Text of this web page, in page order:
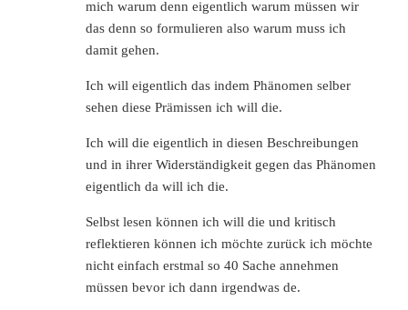
mich warum denn eigentlich warum müssen wir
das denn so formulieren also warum muss ich
damit gehen.
Ich will eigentlich das indem Phänomen selber
sehen diese Prämissen ich will die.
Ich will die eigentlich in diesen Beschreibungen
und in ihrer Widerständigkeit gegen das Phänomen
eigentlich da will ich die.
Selbst lesen können ich will die und kritisch
reflektieren können ich möchte zurück ich möchte
nicht einfach erstmal so 40 Sache annehmen
müssen bevor ich dann irgendwas de.